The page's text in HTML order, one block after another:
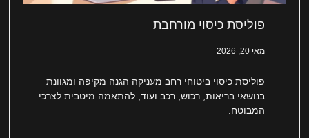
פוליסת כיסוי מורחבת
מאי 20, 2026
פוליסת כיסוי ביטוחי רחב מעניקה הגנה מקיפה ומגוונת
בנושאי בריאות, רכוש, רכב ועוד, להתאמה מיטבית לצרכי
המבוטח.